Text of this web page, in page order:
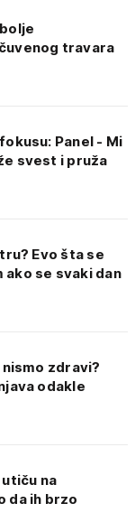
travara
Panel - Mi
svest i pruža
Evo šta se
ako se svaki dan
zdravi?
odakle
na
da ih brzo